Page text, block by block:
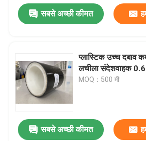
सबसे अच्छी कीमत
प्लास्टिक उच्च दबाव
लचीला संदेशवाहक
MOQ：500 मी
सबसे अच्छी कीमत